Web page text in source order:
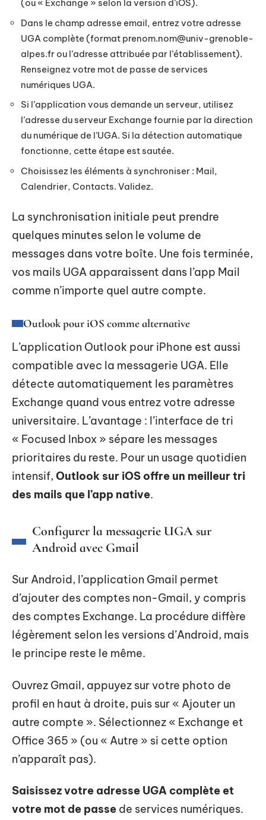
(ou « Exchange » selon la version d’iOS).
Dans le champ adresse email, entrez votre adresse
UGA complète (format prenom.nom@univ-grenoble-
alpes.fr ou l’adresse attribuée par l’établissement).
Renseignez votre mot de passe de services
numériques UGA.
Si l’application vous demande un serveur, utilisez
l’adresse du serveur Exchange fournie par la direction
du numérique de l’UGA. Si la détection automatique
fonctionne, cette étape est sautée.
Choisissez les éléments à synchroniser : Mail,
Calendrier, Contacts. Validez.
La synchronisation initiale peut prendre
quelques minutes selon le volume de
messages dans votre boîte. Une fois terminée,
vos mails UGA apparaissent dans l’app Mail
comme n’importe quel autre compte.
Outlook pour iOS comme alternative
L’application Outlook pour iPhone est aussi
compatible avec la messagerie UGA. Elle
détecte automatiquement les paramètres
Exchange quand vous entrez votre adresse
universitaire. L’avantage : l’interface de tri
« Focused Inbox » sépare les messages
prioritaires du reste. Pour un usage quotidien
intensif, Outlook sur iOS offre un meilleur tri
des mails que l’app native.
Configurer la messagerie UGA sur
Android avec Gmail
Sur Android, l’application Gmail permet
d’ajouter des comptes non-Gmail, y compris
des comptes Exchange. La procédure diffère
légèrement selon les versions d’Android, mais
le principe reste le même.
Ouvrez Gmail, appuyez sur votre photo de
profil en haut à droite, puis sur « Ajouter un
autre compte ». Sélectionnez « Exchange et
Office 365 » (ou « Autre » si cette option
n’apparaît pas).
Saisissez votre adresse UGA complète et
votre mot de passe de services numériques.